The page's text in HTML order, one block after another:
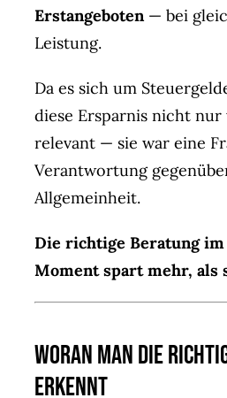
Erstangeboten— bei
Leistung.
Da es sich um
diese Ersparnis nicht
relevant — sie war eine
Verantwortung
Allgemeinheit.
Die richtige Beratung
Moment spart mehr, als
Woran man die
erkennt